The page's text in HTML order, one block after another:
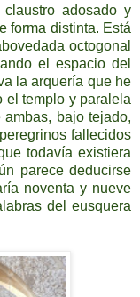
adosado y
forma distinta. Está
octogonal
el espacio del
la arquería que he
el templo y paralela
bajo tejado,
fallecidos
todavía existiera
parece deducirse
noventa y nueve
del eusquera